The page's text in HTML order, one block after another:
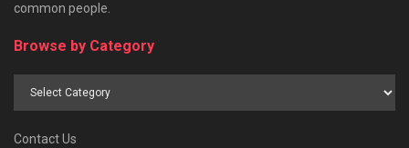
common people.
Browse by Category
Browse
Contact Us